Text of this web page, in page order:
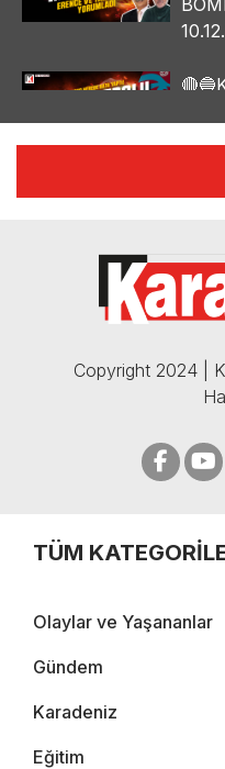
Copyright 2024 |
TÜM
Olaylar ve Yaşananlar
Gündem
Karadeniz
Eğitim